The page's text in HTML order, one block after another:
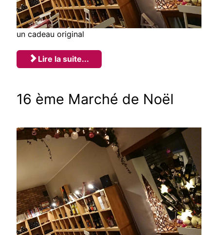
un cadeau original
Lire la suite...
16 ème Marché de Noël